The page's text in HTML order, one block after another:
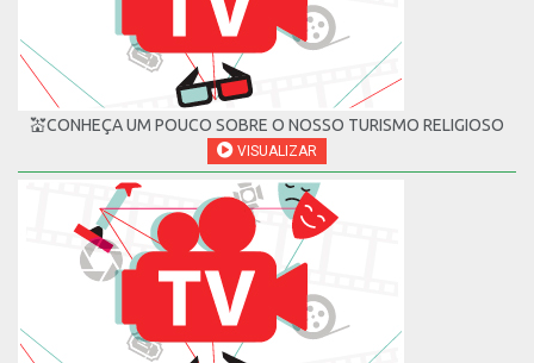
💒CONHEÇA UM POUCO SOBRE O NOSSO TURISMO RELIGIOSO
VISUALIZAR